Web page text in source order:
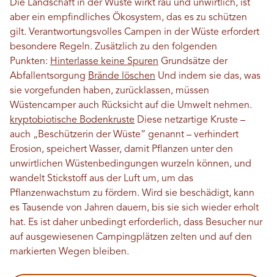
Die Landschaft in der Wüste wirkt rau und unwirtlich, ist
aber ein empfindliches Ökosystem, das es zu schützen
gilt. Verantwortungsvolles Campen in der Wüste erfordert
besondere Regeln. Zusätzlich zu den folgenden
Punkten: Hinterlasse keine Spuren Grundsätze der
Abfallentsorgung Brände löschen Und indem sie das, was
sie vorgefunden haben, zurücklassen, müssen
Wüstencamper auch Rücksicht auf die Umwelt nehmen.
kryptobiotische Bodenkruste Diese netzartige Kruste –
auch „Beschützerin der Wüste“ genannt – verhindert
Erosion, speichert Wasser, damit Pflanzen unter den
unwirtlichen Wüstenbedingungen wurzeln können, und
wandelt Stickstoff aus der Luft um, um das
Pflanzenwachstum zu fördern. Wird sie beschädigt, kann
es Tausende von Jahren dauern, bis sie sich wieder erholt
hat. Es ist daher unbedingt erforderlich, dass Besucher nur
auf ausgewiesenen Campingplätzen zelten und auf den
markierten Wegen bleiben.